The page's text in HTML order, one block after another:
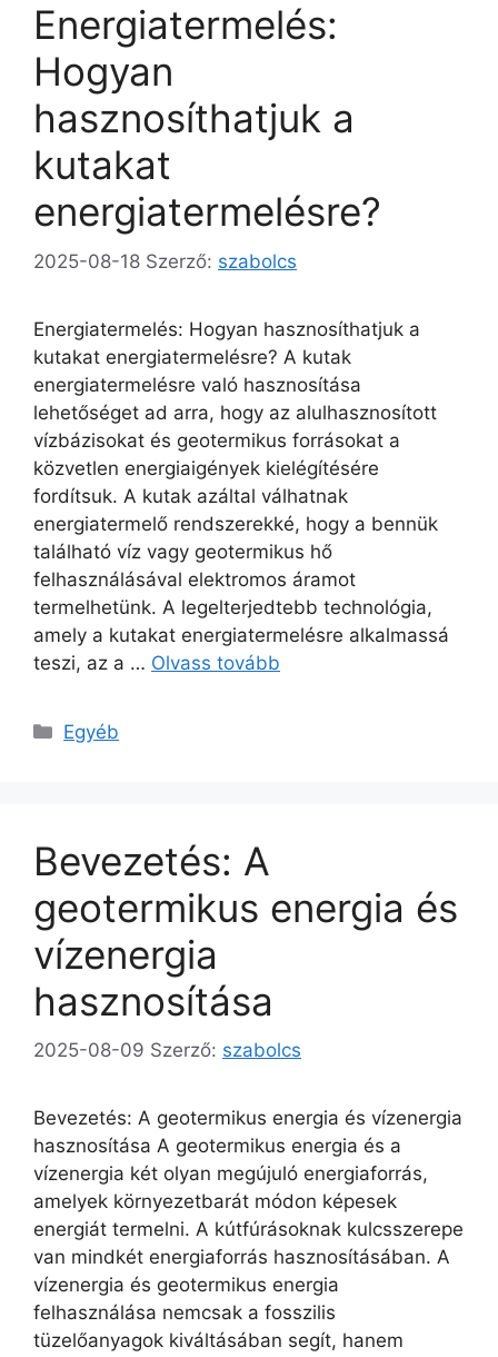
Energiatermelés:
Hogyan
hasznosíthatjuk a
kutakat
energiatermelésre?
2025-08-18 Szerző: szabolcs
Energiatermelés: Hogyan hasznosíthatjuk a
kutakat energiatermelésre? A kutak
energiatermelésre való hasznosítása
lehetőséget ad arra, hogy az alulhasznosított
vízbázisokat és geotermikus forrásokat a
közvetlen energiaigények kielégítésére
fordítsuk. A kutak azáltal válhatnak
energiatermelő rendszerekké, hogy a bennük
található víz vagy geotermikus hő
felhasználásával elektromos áramot
termelhetünk. A legelterjedtebb technológia,
amely a kutakat energiatermelésre alkalmassá
teszi, az a … Olvass tovább
Kategória
Egyéb
Bevezetés: A
geotermikus energia és
vízenergia
hasznosítása
2025-08-09 Szerző: szabolcs
Bevezetés: A geotermikus energia és vízenergia
hasznosítása A geotermikus energia és a
vízenergia két olyan megújuló energiaforrás,
amelyek környezetbarát módon képesek
energiát termelni. A kútfúrásoknak kulcsszerepe
van mindkét energiaforrás hasznosításában. A
vízenergia és geotermikus energia
felhasználása nemcsak a fosszilis
tüzelőanyagok kiváltásában segít, hanem